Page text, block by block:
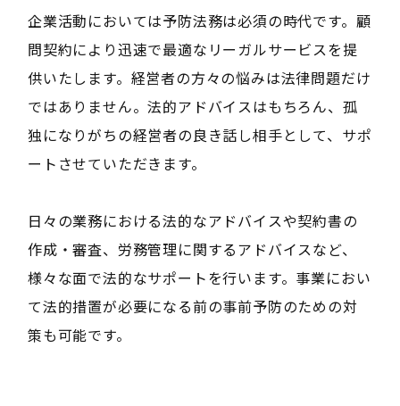
企業活動においては予防法務は必須の時代です。顧
問契約により迅速で最適なリーガルサービスを提
供いたします。経営者の方々の悩みは法律問題だけ
ではありません。法的アドバイスはもちろん、孤
独になりがちの経営者の良き話し相手として、サポ
ートさせていただきます。
日々の業務における法的なアドバイスや契約書の
作成・審査、労務管理に関するアドバイスなど、
様々な面で法的なサポートを行います。事業におい
て法的措置が必要になる前の事前予防のための対
策も可能です。